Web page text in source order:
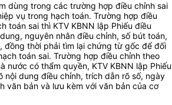
dùng trong các trường hợp điều chỉnh sai
vụ trong hạch toán. Trường hợp điều
toán sai thì KTV KBNN lập Phiếu điều
nguyên nhân điều chỉnh, số bút toán,
đồng thời phải tìm lại chứng từ gốc để đối
toán sai. Trường hợp điều chỉnh theo
nước có thẩm quyền, KTV KBNN lập Phiếu
nội dung điều chỉnh, trích dẫn rõ số, ngày
văn bản và lưu kèm với văn bản của cơ